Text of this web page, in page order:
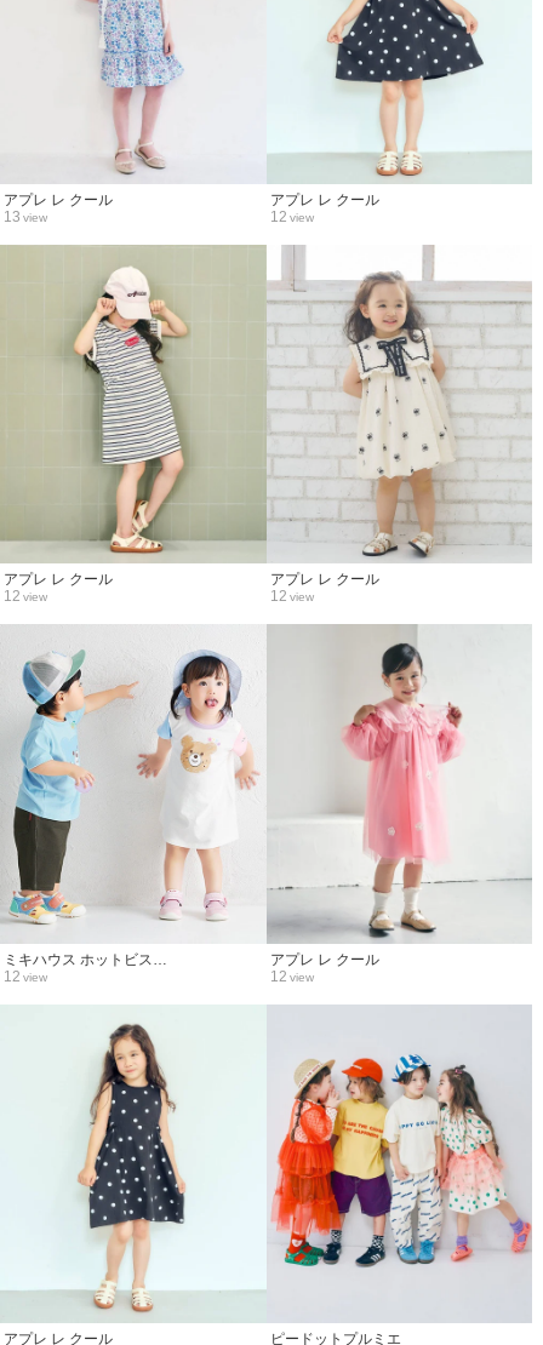
13 view
アプレ レ クール
12 view
アプレ レ クール
12 view
アプレ レ クール
12 view
アプレ レ クール
12 view
ミキハウス ホットビス…
12 view
アプレ レ クール
アプレ レ クール ピードットプルミエ